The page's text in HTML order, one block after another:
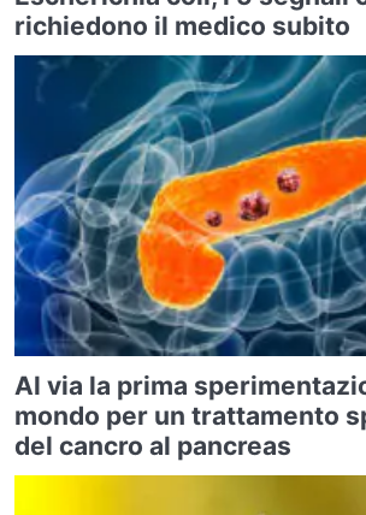
richiedono il medico subito
Al via la prima
mondo per un trattamento
del cancro al pancreas